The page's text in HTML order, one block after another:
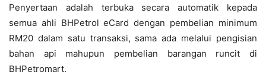
Penyertaan adalah terbuka secara automatik kepada
semua ahli BHPetrol eCard dengan pembelian minimum
RM20 dalam satu transaksi, sama ada melalui pengisian
bahan api mahupun pembelian barangan runcit di
BHPetromart.